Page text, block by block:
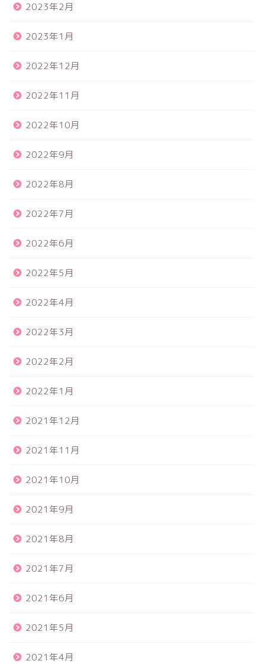
2023年2月
2023年1月
2022年12月
2022年11月
2022年10月
2022年9月
2022年8月
2022年7月
2022年6月
2022年5月
2022年4月
2022年3月
2022年2月
2022年1月
2021年12月
2021年11月
2021年10月
2021年9月
2021年8月
2021年7月
2021年6月
2021年5月
2021年4月